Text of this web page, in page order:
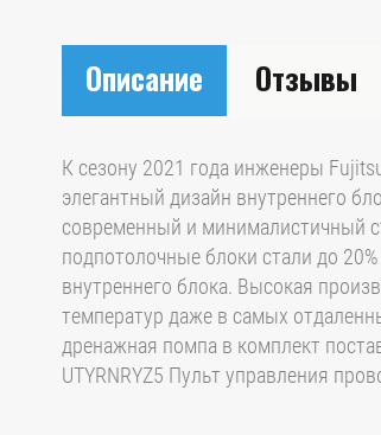
Описание Отзывы
К сезону 2021 года инженеры
элегантный дизайн внутреннего
современный и минималистичный
подпотолочные блоки стали до
внутреннего блока. Высокая
температур даже в самых
дренажная помпа в комплект
UTYRNRYZ5 Пульт управления